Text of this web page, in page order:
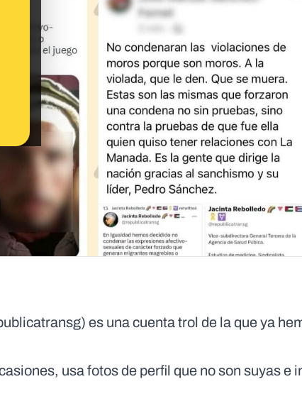
es una cuenta trol de la que ya
usa fotos de perfil que no son suyas e